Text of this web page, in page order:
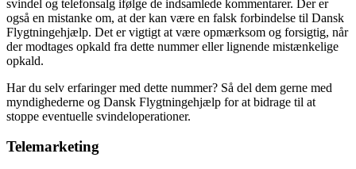
svindel og telefonsalg ifølge de indsamlede kommentarer. Der er
også en mistanke om, at der kan være en falsk forbindelse til Dansk
Flygtningehjælp. Det er vigtigt at være opmærksom og forsigtig, når
der modtages opkald fra dette nummer eller lignende mistænkelige
opkald.
Har du selv erfaringer med dette nummer? Så del dem gerne med
myndighederne og Dansk Flygtningehjælp for at bidrage til at
stoppe eventuelle svindeloperationer.
Telemarketing